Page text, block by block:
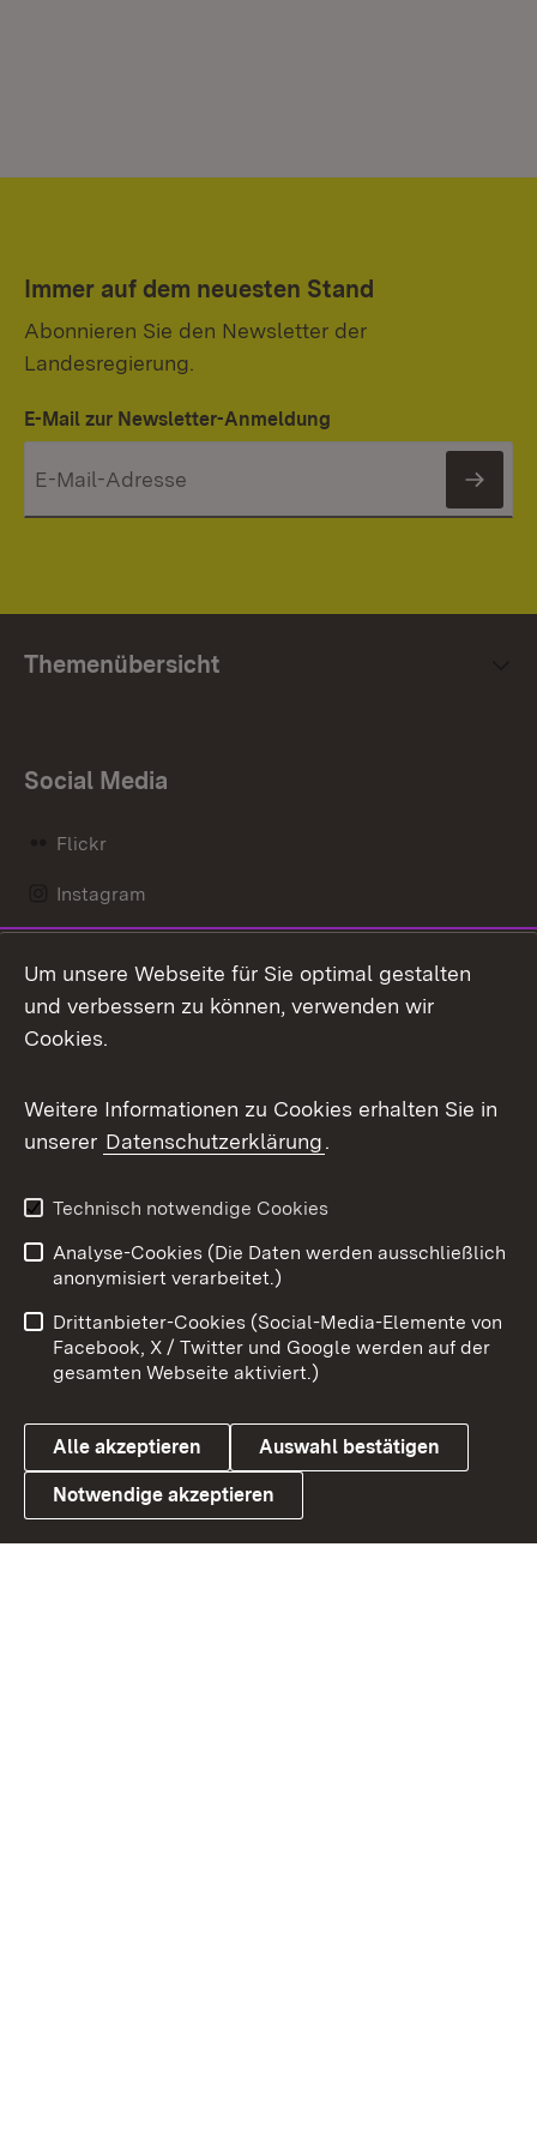
Immer auf dem neuesten Stand
Abonnieren Sie den Newsletter der
Landesregierung.
E-Mail zur Newsletter-Anmeldung
Themenübersicht
Social Media
Flickr
Instagram
Mastodon
Messenger
Social Wall
X / Twitter
Youtube
Link zum Landesportal
Benutzungshinweise
Barrierefreiheit
Datenschutz
Cookies
Um unsere Webseite für Sie optimal gestalten
und verbessern zu können, verwenden wir
Cookies.
Weitere Informationen zu Cookies erhalten Sie in
unserer Datenschutzerklärung.
Technisch notwendige Cookies
Analyse-Cookies (Die Daten werden ausschließlich
anonymisiert verarbeitet.)
Drittanbieter-Cookies (Social-Media-Elemente von
Facebook, X / Twitter und Google werden auf der
gesamten Webseite aktiviert.)
Alle akzeptieren Auswahl bestätigen
Notwendige akzeptieren